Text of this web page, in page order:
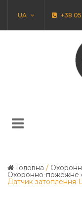
UA +38
Головна /
Охоронно-пожежне
Датчик затоплення